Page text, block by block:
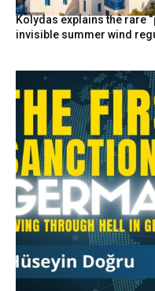
Kolydas explains the rare
invisible summer wind